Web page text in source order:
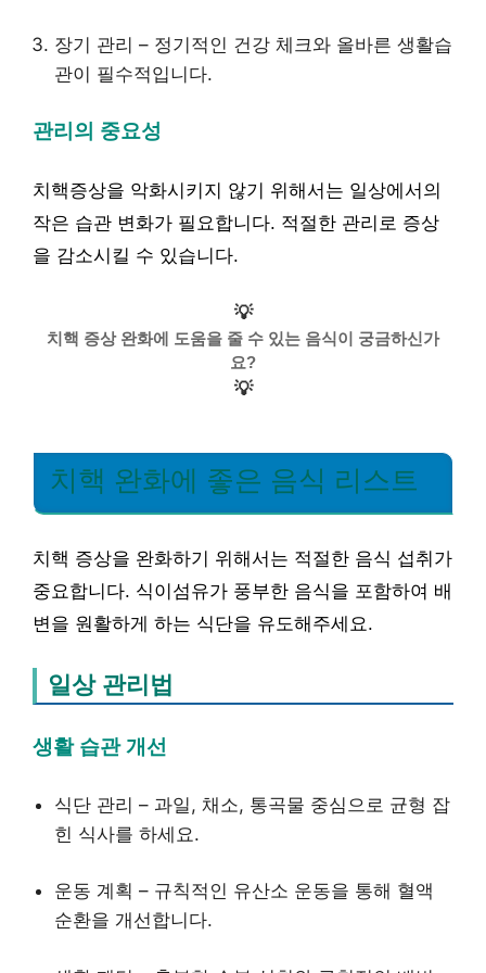
장기 관리 – 정기적인 건강 체크와 올바른 생활습
관이 필수적입니다.
관리의 중요성
치핵증상을 악화시키지 않기 위해서는 일상에서의
작은 습관 변화가 필요합니다. 적절한 관리로 증상
을 감소시킬 수 있습니다.
💡
치핵 증상 완화에 도움을 줄 수 있는 음식이 궁금하신가
요?
💡
치핵 완화에 좋은 음식 리스트
치핵 증상을 완화하기 위해서는 적절한 음식 섭취가
중요합니다. 식이섬유가 풍부한 음식을 포함하여 배
변을 원활하게 하는 식단을 유도해주세요.
일상 관리법
생활 습관 개선
식단 관리 – 과일, 채소, 통곡물 중심으로 균형 잡
힌 식사를 하세요.
운동 계획 – 규칙적인 유산소 운동을 통해 혈액
순환을 개선합니다.